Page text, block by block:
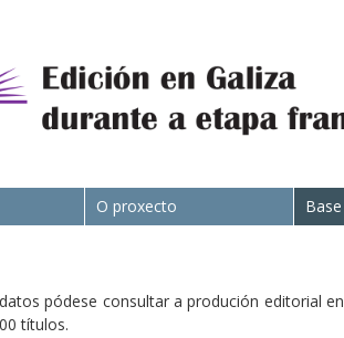
O proxecto
pódese consultar a produción editorial
títulos.